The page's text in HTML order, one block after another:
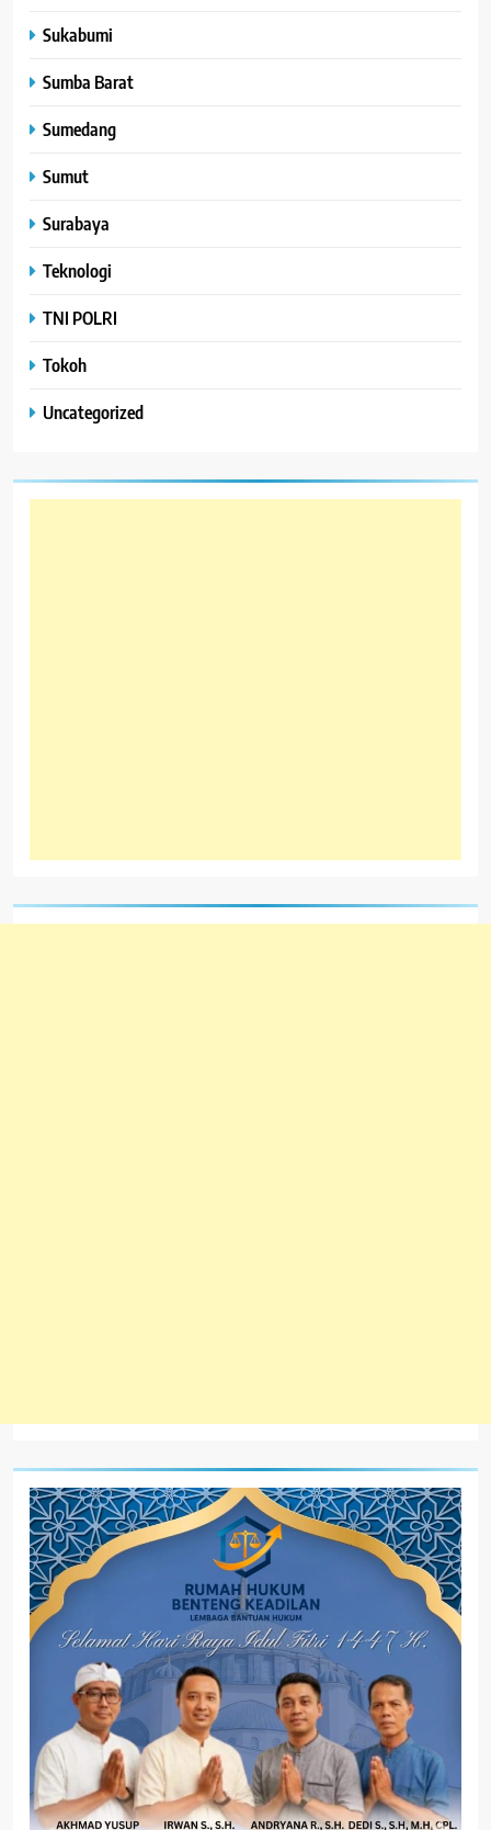
Sukabumi
Sumba Barat
Sumedang
Sumut
Surabaya
Teknologi
TNI POLRI
Tokoh
Uncategorized